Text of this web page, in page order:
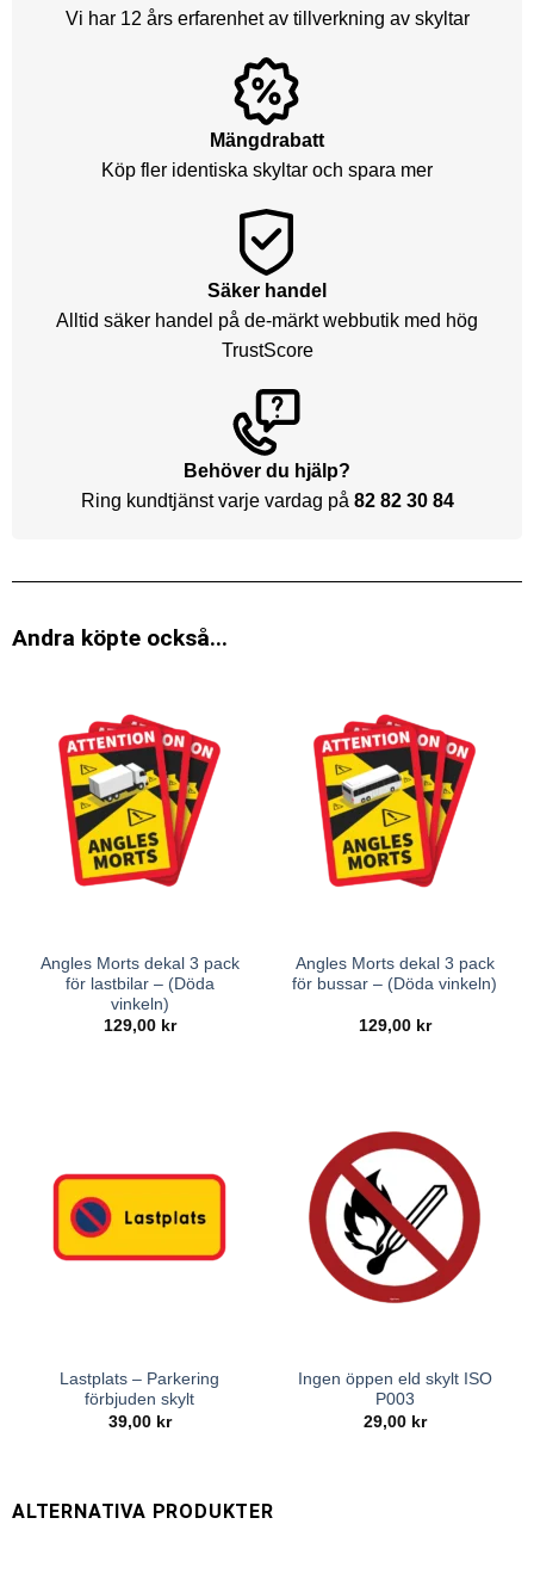
Vi har 12 års erfarenhet av tillverkning av skyltar
Mängdrabatt
Köp fler identiska skyltar och spara mer
Säker handel
Alltid säker handel på de-märkt webbutik med hög
TrustScore
Behöver du hjälp?
Ring kundtjänst varje vardag på 82 82 30 84
Andra köpte också...
Angles Morts dekal 3 pack
för lastbilar – (Döda
vinkeln)
129,00 kr
Angles Morts dekal 3 pack
för bussar – (Döda vinkeln)
129,00 kr
Lastplats – Parkering
förbjuden skylt
39,00 kr
Ingen öppen eld skylt ISO
P003
29,00 kr